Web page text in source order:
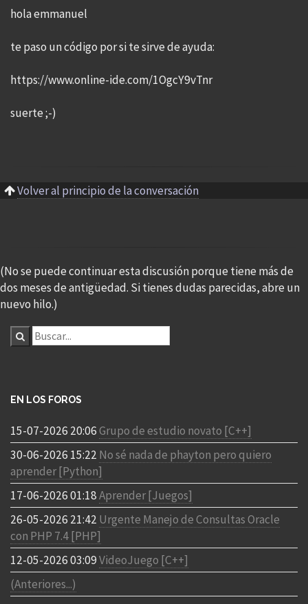
hola emmanuel
te paso un código por si te sirve de ayuda:
https://www.online-ide.com/1OgcY9vTnr
suerte ;-)
Volver al principio de la conversación
(No se puede continuar esta discusión porque tiene más de
dos meses de antigüedad. Si tienes dudas parecidas, abre un
nuevo hilo.)
EN LOS FOROS
15-07-2026 20:06Grupo de estudio novato [C++]
30-06-2026 15:22 No sé nada de phayton pero quiero
aprender [Python]
17-06-2026 01:18Aprender [Juegos]
26-05-2026 21:42 Urgente Manejo de Consultas Oracle
con PHP 7.4 [PHP]
12-05-2026 03:09VideoJuego [C++]
(Anteriores...)